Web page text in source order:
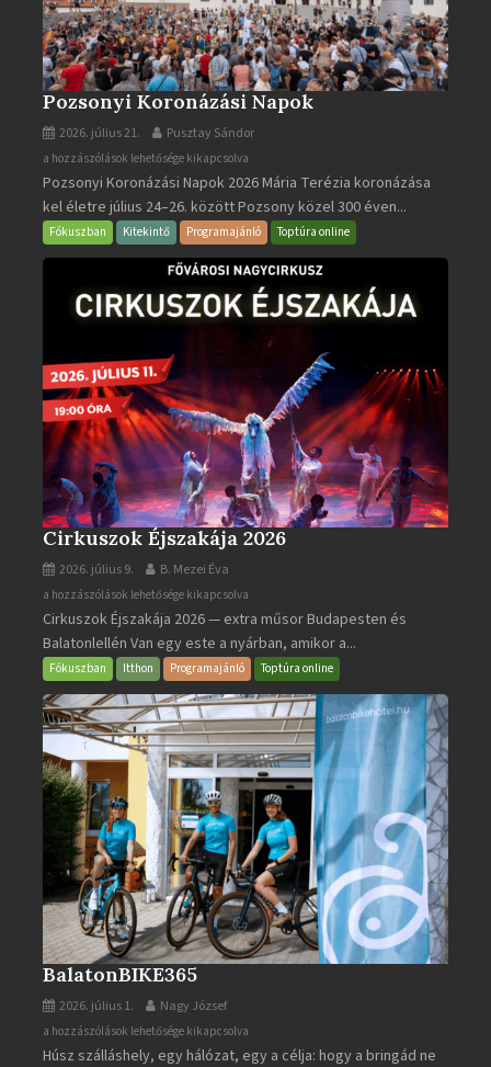
Pozsonyi Koronázási Napok
2026. július 21. Pusztay Sándor
Pozsonyi
Koronázási
Napok
bejegyzéshez
a hozzászólások lehetősége kikapcsolva
Pozsonyi Koronázási Napok 2026 Mária Terézia koronázása
kel életre július 24–26. között Pozsony közel 300 éven...
Fókuszban Kitekintő Programajánló Toptúra online
Cirkuszok Éjszakája 2026
2026. július 9. B. Mezei Éva
Cirkuszok
Éjszakája
2026
bejegyzéshez
a hozzászólások lehetősége kikapcsolva
Cirkuszok Éjszakája 2026 — extra műsor Budapesten és
Balatonlellén Van egy este a nyárban, amikor a...
Fókuszban Itthon Programajánló Toptúra online
BalatonBIKE365
2026. július 1. Nagy József
BalatonBIKE365
bejegyzéshez
a hozzászólások lehetősége kikapcsolva
Húsz szálláshely, egy hálózat, egy a célja: hogy a bringád ne